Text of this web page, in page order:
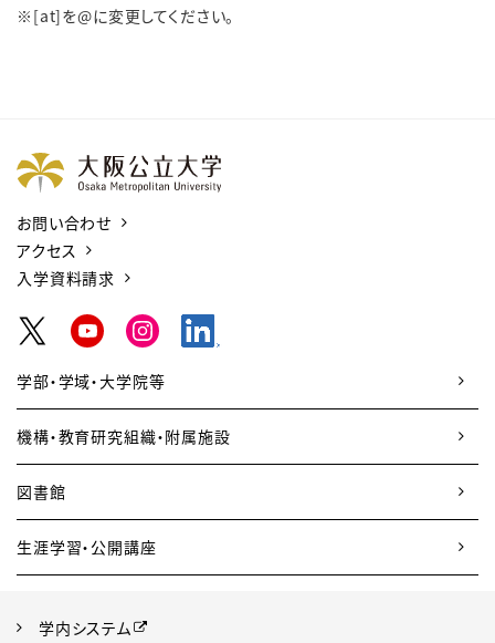
※[at]を@に変更してください。
お問い合わせ
アクセス
入学資料請求
学部・学域・大学院等
機構・教育研究組織・附属施設
図書館
生涯学習・公開講座
学内システム